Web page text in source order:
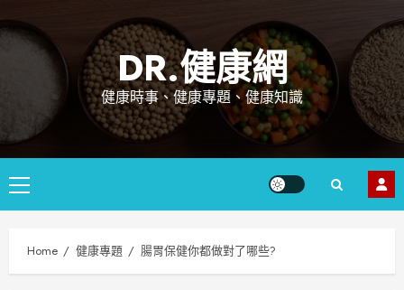
to
content
DR.健康網
健康時事、健康專題、健康知識
Primary
Menu
Home 健康專題 腸胃保健你都做對了哪些?